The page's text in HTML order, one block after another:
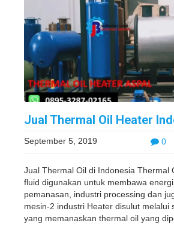
Jual Thermal Oil Heater
0
September 5, 2019
Jual Thermal Oil di Indonesia Thermal
fluid digunakan untuk membawa
pemanasan, industri processing dan
mesin-2 industri Heater disulut melalui
yang memanaskan thermal oil yang